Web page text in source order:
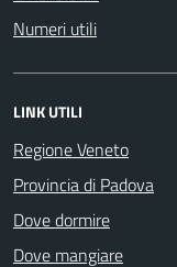
Numeri utili
LINK UTILI
Regione Veneto
Provincia di Padova
Dove dormire
Dove mangiare